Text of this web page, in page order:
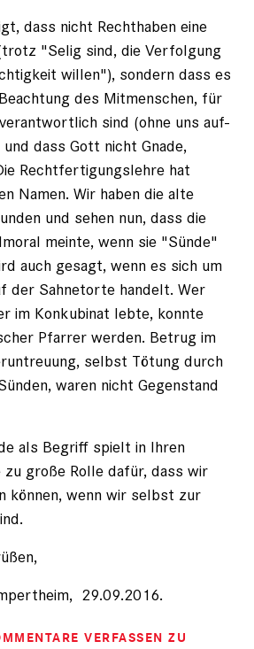
dass nicht Rechthaben eine
"Selig sind, die Verfolgung
willen"), sondern dass es
des Mitmenschen, für
sind (ohne uns auf-
dass Gott nicht Gnade,
Rechtfertigungslehre hat
Namen. Wir haben die alte
und sehen nun, dass die
meinte, wenn sie "Sünde"
auch gesagt, wenn es sich um
der Sahnetorte handelt. Wer
im Konkubinat lebte, konnte
Pfarrer werden. Betrug im
selbst Tötung durch
waren nicht Gegenstand
als Begriff spielt in Ihren
zu große Rolle dafür, dass wir
können, wenn wir selbst zur
29.09.2016.
VERFASSEN ZU